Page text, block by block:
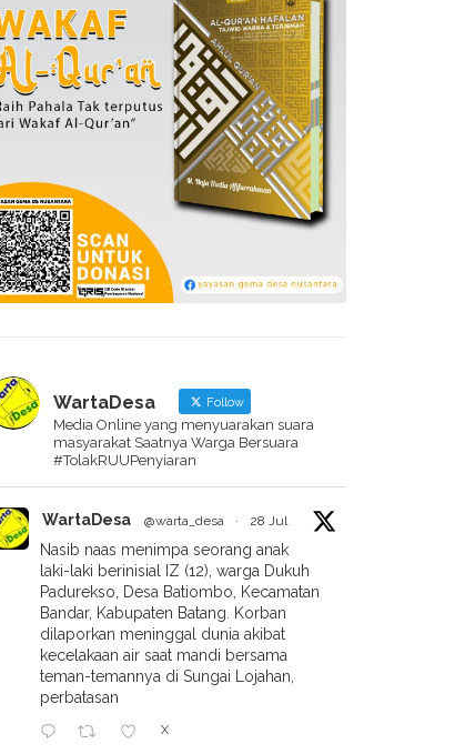
WartaDesa Follow
Media Online yang menyuarakan suara
masyarakat Saatnya Warga Bersuara
#TolakRUUPenyiaran
WartaDesa @warta_desa · 28 Jul
Nasib naas menimpa seorang anak
laki-laki berinisial IZ (12), warga Dukuh
Padurekso, Desa Batiombo, Kecamatan
Bandar, Kabupaten Batang. Korban
dilaporkan meninggal dunia akibat
kecelakaan air saat mandi bersama
teman-temannya di Sungai Lojahan,
perbatasan
X